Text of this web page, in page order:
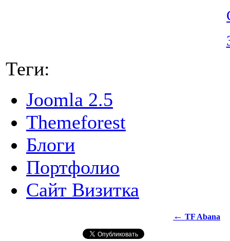
Теги:
Joomla 2.5
Themeforest
Блоги
Портфолио
Сайт Визитка
← TF Abana